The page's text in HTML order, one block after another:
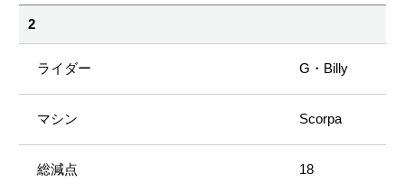
2
G・Billy
Scorpa
18